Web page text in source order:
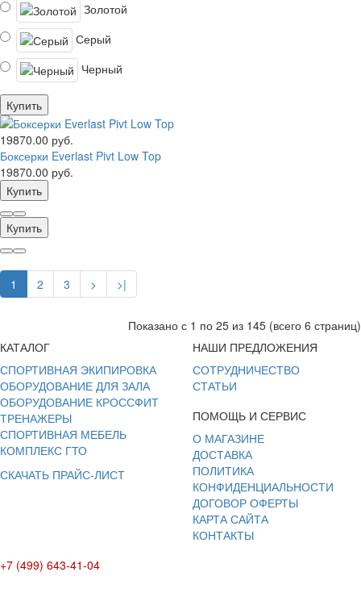
Золотой
Серый
Черный
Купить
19870.00 руб.
Боксерки Everlast Pivt Low Top
19870.00 руб.
Купить
Купить
1 2 3 > >|
Показано с 1 по 25 из 145 (всего 6 страниц)
КАТАЛОГ
СПОРТИВНАЯ ЭКИПИРОВКА
ОБОРУДОВАНИЕ ДЛЯ ЗАЛА
ОБОРУДОВАНИЕ КРОССФИТ
ТРЕНАЖЕРЫ
СПОРТИВНАЯ МЕБЕЛЬ
КОМПЛЕКС ГТО
СКАЧАТЬ ПРАЙС-ЛИСТ
НАШИ ПРЕДЛОЖЕНИЯ
СОТРУДНИЧЕСТВО
СТАТЬИ
ПОМОЩЬ И СЕРВИС
О МАГАЗИНЕ
ДОСТАВКА
ПОЛИТИКА
КОНФИДЕНЦИАЛЬНОСТИ
ДОГОВОР ОФЕРТЫ
КАРТА САЙТА
КОНТАКТЫ
+7 (499) 643-41-04